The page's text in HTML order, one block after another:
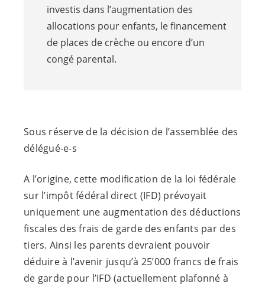
investis dans l’augmentation des
allocations pour enfants, le financement
de places de crèche ou encore d’un
congé parental.
Sous réserve de la décision de l’assemblée des
délégué-e-s
A l’origine, cette modification de la loi fédérale
sur l’impôt fédéral direct (IFD) prévoyait
uniquement une augmentation des déductions
fiscales des frais de garde des enfants par des
tiers. Ainsi les parents devraient pouvoir
déduire à l’avenir jusqu’à 25’000 francs de frais
de garde pour l’IFD (actuellement plafonné à